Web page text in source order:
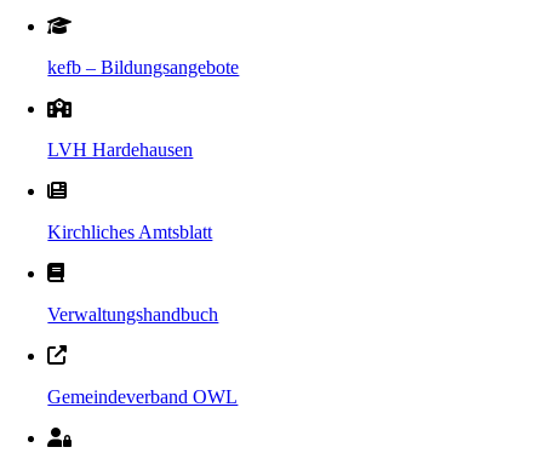
kefb – Bildungsangebote
LVH Hardehausen
Kirchliches Amtsblatt
Verwaltungshandbuch
Gemeindeverband OWL